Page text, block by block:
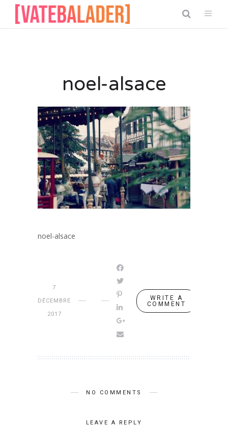
noel-alsace
noel-alsace
7
DÉCEMBRE
2017
WRITE A
COMMENT
NO COMMENTS
LEAVE A REPLY